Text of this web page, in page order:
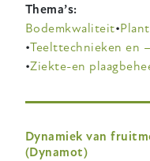
Thema’s
Bodemkwaliteit
Teelttechnieken en
Ziekte-en
Dynamiek van
(Dynamot)